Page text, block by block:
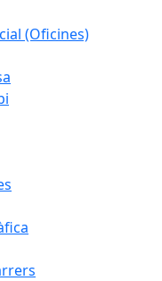
(Oficines)